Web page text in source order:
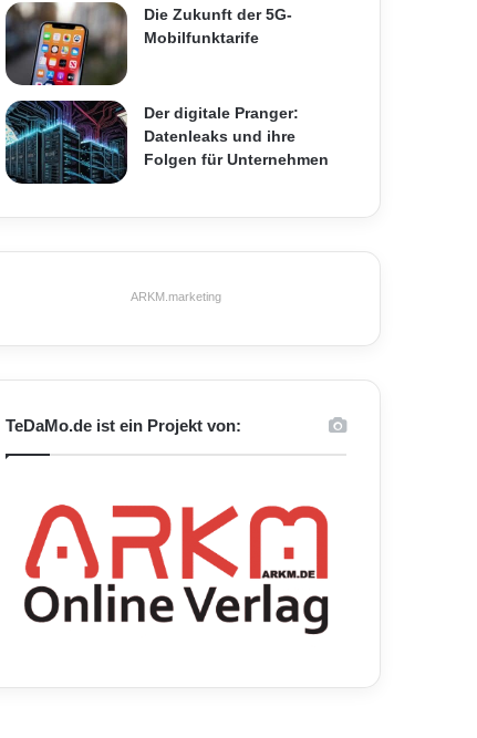
Die Zukunft der 5G-
Mobilfunktarife
Der digitale Pranger:
Datenleaks und ihre
Folgen für Unternehmen
ARKM.marketing
TeDaMo.de ist ein Projekt von: